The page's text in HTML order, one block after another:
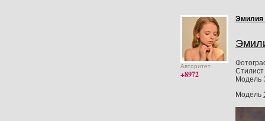
Авторитет
+8972
Эмилия
Стилист
Модель
Модель